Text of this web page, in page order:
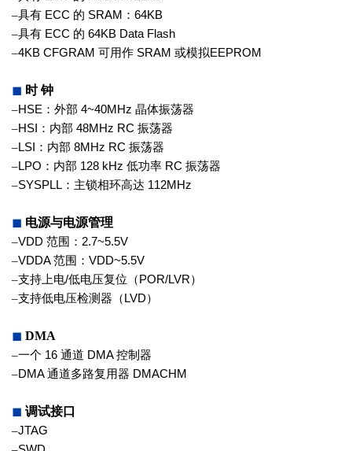
–具有 ECC 的 SRAM ： 64KB
–具有 ECC 的 64KB Data Flash
–4KB CFGRAM 可用作 SRAM 或模拟EEPROM
◼ 时 钟
–HSE ：外部 4~40MHz 晶体振荡器
–HSI ：内部 48MHz RC 振荡器
–LSI ：内部 8MHz RC 振荡器
–LPO ：内部 128 kHz 低功率 RC 振荡器
–SYSPLL ：主锁相环高达 112MHz
◼ 电源与电源管理
–VDD 范围： 2.7~5.5V
–VDDA范围： VDD~5.5V
–支持上电/低电压复位（ POR/LVR）
–支持低电压检测器（ LVD）
◼ DMA
–一个 16 通道 DMA控制器
–DMA通道多路复用器 DMACHM
◼ 调试接口
–JTAG